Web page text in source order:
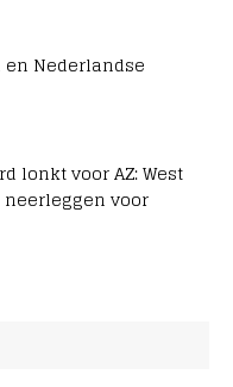
Nederlandse
lonkt voor AZ: West
voor